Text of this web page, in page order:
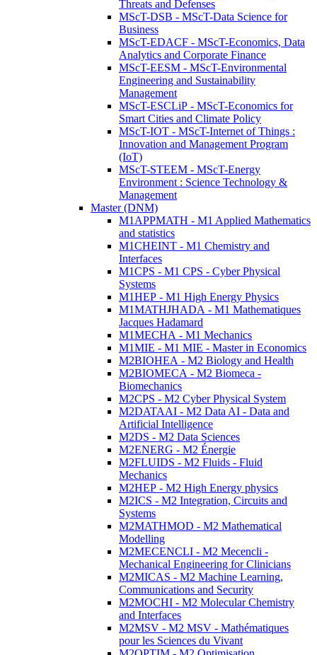
Threats and Defenses
MScT-DSB - MScT-Data Science for
Business
MScT-EDACF - MScT-Economics, Data
Analytics and Corporate Finance
MScT-EESM - MScT-Environmental
Engineering and Sustainability
Management
MScT-ESCLiP - MScT-Economics for
Smart Cities and Climate Policy
MScT-IOT - MScT-Internet of Things :
Innovation and Management Program
(IoT)
MScT-STEEM - MScT-Energy
Environment : Science Technology &
Management
Master (DNM)
M1APPMATH - M1 Applied Mathematics
and statistics
M1CHEINT - M1 Chemistry and
Interfaces
M1CPS - M1 CPS - Cyber Physical
Systems
M1HEP - M1 High Energy Physics
M1MATHJHADA - M1 Mathematiques
Jacques Hadamard
M1MECHA - M1 Mechanics
M1MIE - M1 MIE - Master in Economics
M2BIOHEA - M2 Biology and Health
M2BIOMECA - M2 Biomeca -
Biomechanics
M2CPS - M2 Cyber Physical System
M2DATAAI - M2 Data AI - Data and
Artificial Intelligence
M2DS - M2 Data Sciences
M2ENERG - M2 Énergie
M2FLUIDS - M2 Fluids - Fluid
Mechanics
M2HEP - M2 High Energy physics
M2ICS - M2 Integration, Circuits and
Systems
M2MATHMOD - M2 Mathematical
Modelling
M2MECENCLI - M2 Mecencli -
Mechanical Engineering for Clinicians
M2MICAS - M2 Machine Learning,
Communications and Security
M2MOCHI - M2 Molecular Chemistry
and Interfaces
M2MSV - M2 MSV - Mathématiques
pour les Sciences du Vivant